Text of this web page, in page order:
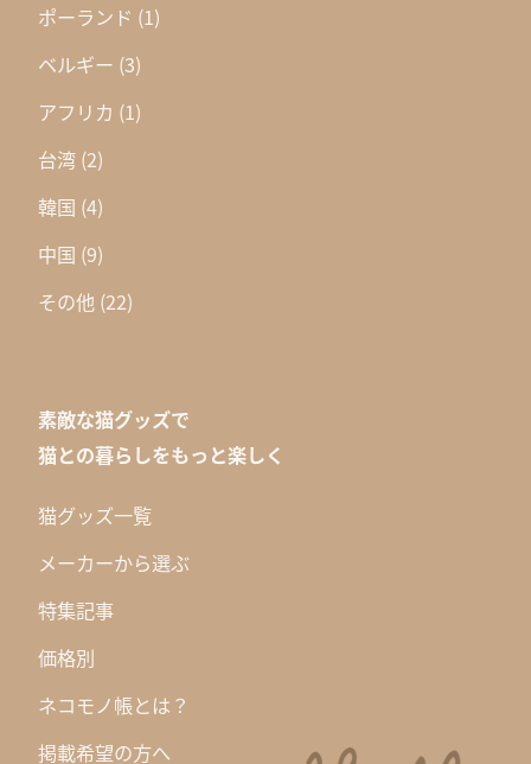
ポーランド (1)
ベルギー (3)
アフリカ (1)
台湾 (2)
韓国 (4)
中国 (9)
その他 (22)
素敵な猫グッズで
猫との暮らしをもっと楽しく
猫グッズ一覧
メーカーから選ぶ
特集記事
価格別
ネコモノ帳とは？
掲載希望の方へ